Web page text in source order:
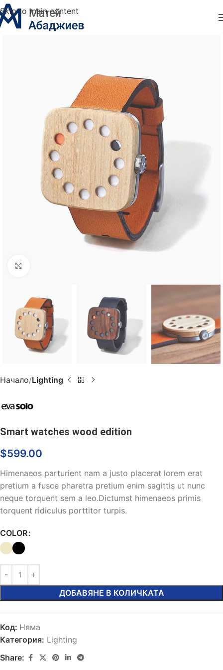
Skip to main content
Начало Lighting
Smart watches wood edition
$599.00
Himenaeos parturient nam a justo placerat lorem erat
pretium a fusce pharetra pretium enim sagittis ut nunc
neque torquent sem a leo.Dictumst himenaeos primis
torquent ridiculus porttitor turpis.
COLOR
ДОБАВЯНЕ В КОЛИЧКАТА
Код: Няма
Категория: Lighting
Share: